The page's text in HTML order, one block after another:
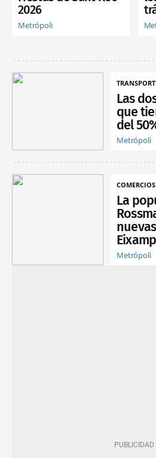
2026
Metrópoli
Las
que
del
Metrópoli
COMERCIOS
La
Metrópoli